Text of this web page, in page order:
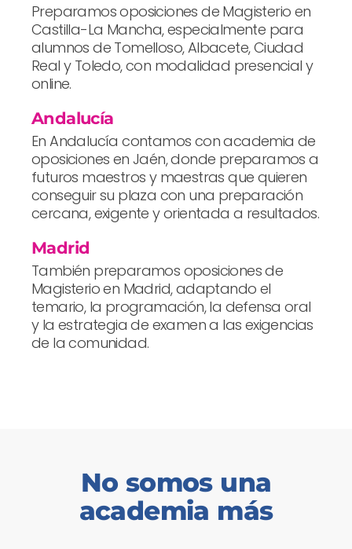
Preparamos oposiciones de Magisterio en
Castilla-La Mancha, especialmente para
alumnos de Tomelloso, Albacete, Ciudad
Real y Toledo, con modalidad presencial y
online.
Andalucía
En Andalucía contamos con academia de
oposiciones en Jaén, donde preparamos a
futuros maestros y maestras que quieren
conseguir su plaza con una preparación
cercana, exigente y orientada a resultados.
Madrid
También preparamos oposiciones de
Magisterio en Madrid, adaptando el
temario, la programación, la defensa oral
y la estrategia de examen a las exigencias
de la comunidad.
No somos una
academia más